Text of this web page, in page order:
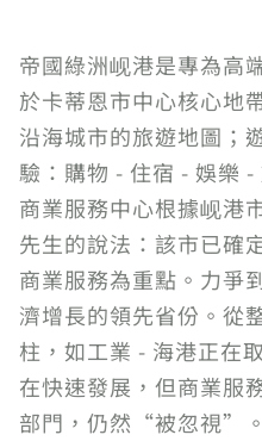
帝國綠洲岘港是專為高
於卡蒂恩市中心核心
沿海城市的旅遊地圖；
驗：購物 - 住宿 - 娛樂
商業服務中心根據岘港
先生的說法：該市已確
商業服務為重點。力爭
濟增長的領先省份。從
柱，如工業 - 海港正在
在快速發展，但商業服
部門，仍然“被忽視”